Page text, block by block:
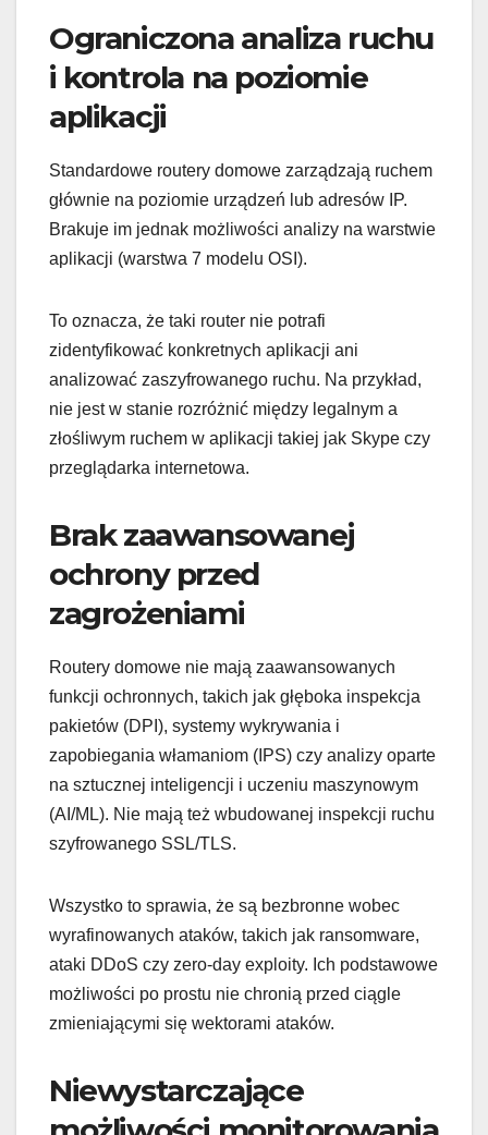
Ograniczona analiza ruchu
i kontrola na poziomie
aplikacji
Standardowe routery domowe zarządzają ruchem
głównie na poziomie urządzeń lub adresów IP.
Brakuje im jednak możliwości analizy na warstwie
aplikacji (warstwa 7 modelu OSI).
To oznacza, że taki router nie potrafi
zidentyfikować konkretnych aplikacji ani
analizować zaszyfrowanego ruchu. Na przykład,
nie jest w stanie rozróżnić między legalnym a
złośliwym ruchem w aplikacji takiej jak Skype czy
przeglądarka internetowa.
Brak zaawansowanej
ochrony przed
zagrożeniami
Routery domowe nie mają zaawansowanych
funkcji ochronnych, takich jak głęboka inspekcja
pakietów (DPI), systemy wykrywania i
zapobiegania włamaniom (IPS) czy analizy oparte
na sztucznej inteligencji i uczeniu maszynowym
(AI/ML). Nie mają też wbudowanej inspekcji ruchu
szyfrowanego SSL/TLS.
Wszystko to sprawia, że są bezbronne wobec
wyrafinowanych ataków, takich jak ransomware,
ataki DDoS czy zero-day exploity. Ich podstawowe
możliwości po prostu nie chronią przed ciągle
zmieniającymi się wektorami ataków.
Niewystarczające